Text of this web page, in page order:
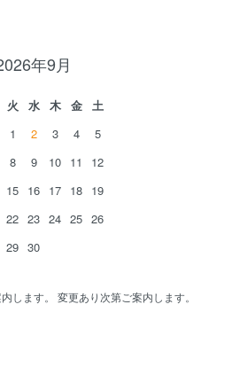
年9月
火 水 木 金
土
1
2 3 4
5
8 9 10 11
12
15 16 17 18 19
22 23 24 25 26
29 30
します。 変更あり次第ご案内します。